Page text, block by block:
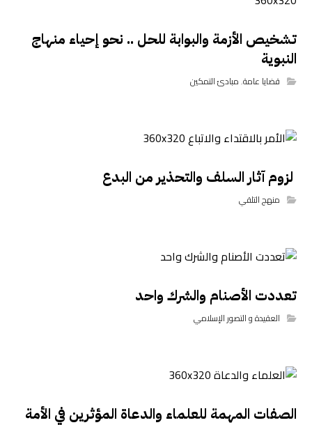
تشخيص الأزمة والبوابة للحل .. نحو إحياء منهاج
النبوية
قضايا عامة,مبادئ التمكين
لزوم آثار السلف والتحذير من البدع
منهج التلقي
تعددت الأصنام والشرك واحد
العقيدة و التصور الإسلامي
الصفات المهمة للعلماء والدعاة المؤثرين في الأمة